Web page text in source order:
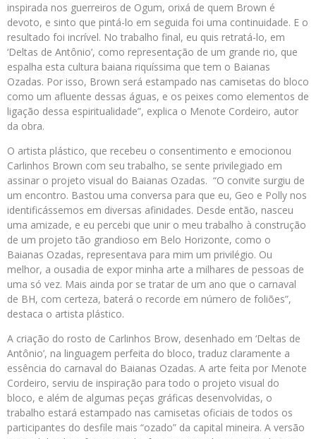
inspirada nos guerreiros de Ogum, orixá de quem Brown é
devoto, e sinto que pintá-lo em seguida foi uma continuidade. E o
resultado foi incrível. No trabalho final, eu quis retratá-lo, em
‘Deltas de Antônio’, como representação de um grande rio, que
espalha esta cultura baiana riquíssima que tem o Baianas
Ozadas. Por isso, Brown será estampado nas camisetas do bloco
como um afluente dessas águas, e os peixes como elementos de
ligação dessa espiritualidade”, explica o Menote Cordeiro, autor
da obra.
O artista plástico, que recebeu o consentimento e emocionou
Carlinhos Brown com seu trabalho, se sente privilegiado em
assinar o projeto visual do Baianas Ozadas. “O convite surgiu de
um encontro. Bastou uma conversa para que eu, Geo e Polly nos
identificássemos em diversas afinidades. Desde então, nasceu
uma amizade, e eu percebi que unir o meu trabalho à construção
de um projeto tão grandioso em Belo Horizonte, como o
Baianas Ozadas, representava para mim um privilégio. Ou
melhor, a ousadia de expor minha arte a milhares de pessoas de
uma só vez. Mais ainda por se tratar de um ano que o carnaval
de BH, com certeza, baterá o recorde em número de foliões”,
destaca o artista plástico.
A criação do rosto de Carlinhos Brow, desenhado em ‘Deltas de
Antônio’, na linguagem perfeita do bloco, traduz claramente a
essência do carnaval do Baianas Ozadas. A arte feita por Menote
Cordeiro, serviu de inspiração para todo o projeto visual do
bloco, e além de algumas peças gráficas desenvolvidas, o
trabalho estará estampado nas camisetas oficiais de todos os
participantes do desfile mais “ozado” da capital mineira. A versão